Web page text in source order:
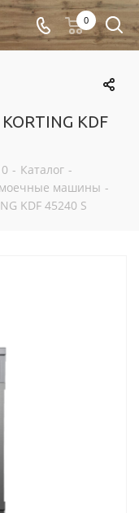
0
KDF
- Каталог -
машины -
KDF 45240 S